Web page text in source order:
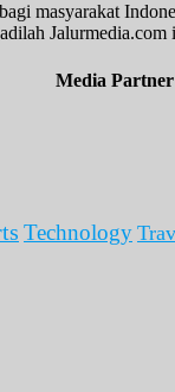
masyarakat
Media Partner
Technology